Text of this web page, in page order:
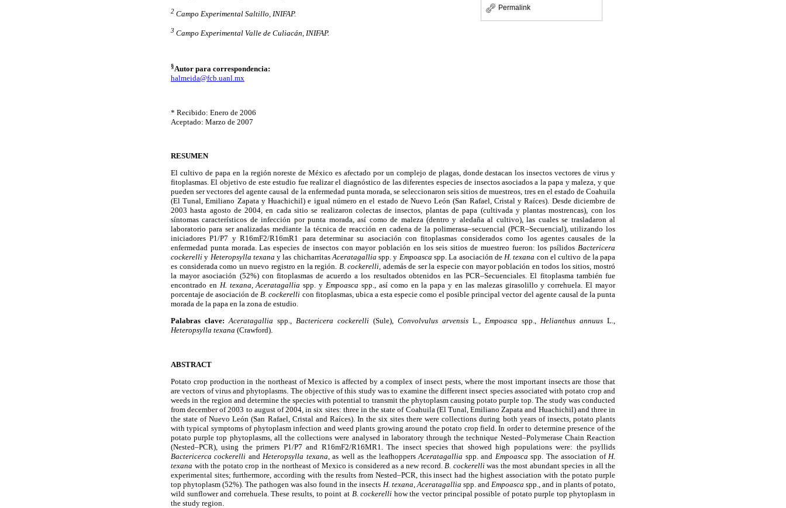
Permalink
2 Campo Experimental Saltillo, INIFAP.
3 Campo Experimental Valle de Culiacán, INIFAP.
§Autor para correspondencia:
halmeida@fcb.uanl.mx
* Recibido: Enero de 2006
Aceptado: Marzo de 2007
RESUMEN
El cultivo de papa en la región noreste de México es afectado por un complejo de plagas, donde destacan los insectos vectores de virus y
fitoplasmas. El objetivo de este estudio fue realizar el diagnóstico de las diferentes especies de insectos asociados a la papa y maleza, y que
pueden ser vectores del agente causal de la enfermedad punta morada, se seleccionaron seis sitios de muestreos, tres en el estado de Coahuila
(El Tunal, Emiliano Zapata y Huachichil) e igual número en el estado de Nuevo León (San Rafael, Cristal y Raíces). Desde diciembre de
2003 hasta agosto de 2004, en cada sitio se realizaron colectas de insectos, plantas de papa (cultivada y plantas mostrencas), con los
síntomas característicos de infección por punta morada, así como de maleza (dentro y aledaña al cultivo), las cuales se trasladaron al
laboratorio para ser analizadas mediante la técnica de reacción en cadena de la polimerasa–secuencial (PCR–Secuencial), utilizando los
iniciadores P1/P7 y R16mF2/R16mR1 para determinar su asociación con fitoplasmas considerados como los agentes causales de la
enfermedad punta morada. Las especies de insectos con mayor población en los seis sitios de muestreo fueron: los psílidos Bactericera
cockerelliy Heteropsylla texanay las chicharritasAceratagalliaspp. y Empoascaspp. La asociación deH. texana con el cultivo de la papa
es considerada como un nuevo registro en la región. B. cockerelli, además de ser la especie con mayor población en todos los sitios, mostró
la mayor asociación (52%) con fitoplasmas de acuerdo a los resultados obtenidos en las PCR–Secuenciales. El fitoplasma también fue
encontrado en H. texana, Aceratagalliaspp. yEmpoasca spp., así como en la papa y en las malezas girasolillo y correhuela. El mayor
porcentaje de asociación deB. cockerelli con fitoplasmas, ubica a esta especie como el posible principal vector del agente causal de la punta
morada de la papa en la zona de estudio.
Palabras clave:Aceratagallia spp., Bactericera cockerelli (Sule), Convolvulus arvensis L., Empoasca spp., Helianthus annuus L.,
Heteropsylla texana (Crawford).
ABSTRACT
Potato crop production in the northeast of Mexico is affected by a complex of insect pests, where the most important insects are those that
are vectors of virus and phytoplasms. The objective of this study was to examine the different insect species associated with potato crop and
weeds in the region and determine the species with potential to transmit the phytoplasm causing potato purple top. The study was conducted
from december of 2003 to august of 2004, in six sites: three in the state of Coahuila (El Tunal, Emiliano Zapata and Huachichil) and three in
the state of Nuevo León (San Rafael, Cristal and Raíces). In the six sites there were collections during both years of insects, potato plants
with typical symptoms of phytoplasm infection and weed plants growing around the potato crop field. In order to determine presence of the
potato purple top phytoplasms, all the collections were analysed in laboratory through the technique Nested–Polymerase Chain Reaction
(Nested–PCR), using the primers P1/P7 and R16mF2/R16MR1. The insect species that showed high populations were: the psyllids
Bactericerca cockerelli andHeteropsylla texana,as well as the leafhoppersAceratagallia spp. and Empoascaspp. The association ofH.
texana with the potato crop in the northeast of Mexico is considered as a new record.B. cockerelliwas the most abundant species in all the
experimental sites; furthermore, according with the results from Nested–PCR, this insect had the highest association with the potato purple
top phytoplasm (52%). The pathogen was also found in the insects H. texana, Aceratagallia spp. and Empoasca spp., and in plants of potato,
wild sunflower and correhuela. These results, to point at B. cockerelli how the vector principal possible of potato purple top phytoplasm in
the study region.